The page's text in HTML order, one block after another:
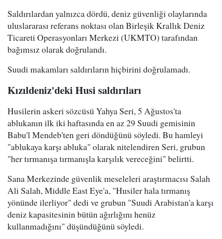
Saldırılardan yalnızca dördü, deniz güvenliği olaylarında
uluslararası referans noktası olan Birleşik Krallık Deniz
Ticareti Operasyonları Merkezi (UKMTO) tarafından
bağımsız olarak doğrulandı.
Suudi makamları saldırıların hiçbirini doğrulamadı.
Kızıldeniz'deki Husi saldırıları
Husilerin askeri sözcüsü Yahya Seri, 5 Ağustos'ta
ablukanın ilk iki haftasında en az 29 Suudi gemisinin
Babu'l Mendeb'ten geri döndüğünü söyledi. Bu hamleyi
"ablukaya karşı abluka" olarak nitelendiren Seri, grubun
"her tırmanışa tırmanışla karşılık vereceğini" belirtti.
Sana Merkezinde güvenlik meseleleri araştırmacısı Salah
Ali Salah, Middle East Eye'a, "Husiler hala tırmanış
yönünde ilerliyor" dedi ve grubun "Suudi Arabistan'a karşı
deniz kapasitesinin bütün ağırlığını henüz
kullanmadığını" düşündüğünü söyledi.